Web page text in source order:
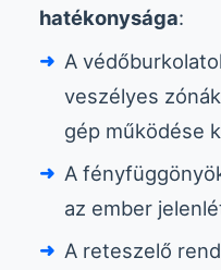
hatékonysága:
A
veszélyes
gép működése
A
az ember
A reteszelő